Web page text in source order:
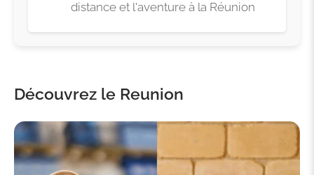
distance et l'aventure à la Réunion
Découvrez le Reunion